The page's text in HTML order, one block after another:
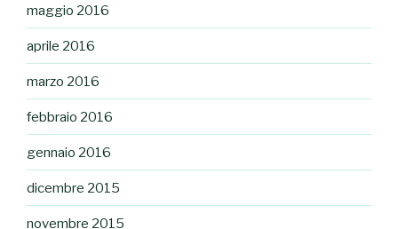
maggio 2016
aprile 2016
marzo 2016
febbraio 2016
gennaio 2016
dicembre 2015
novembre 2015